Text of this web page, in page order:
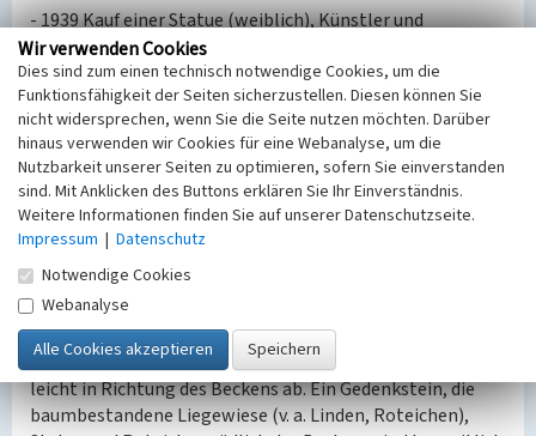
- 1939 Kauf einer Statue (weiblich), Künstler und
Gießfirma unbekannt. Heute im Bad aufgestellt.
- 1943 Bau der nördlichen Umkleidekabinen und
Einzelzellen bis an die sogenannte Unfallstation heran
unter Leitung von Baumeister Richard Gebhardt, der auch
französische Zwangsarbeiter einsetzt.
- 1944: 12. September Schließung des Bades.
- 1946: 15. Mai Wiedereröffnung.
- 1990: Schließung des Bades aus baulichen und
hygienischen Gründen.
- 1991/1992: Umbau und Verkleinerung des Bades.
Das historische Becken ist im Untergrund noch erhalten.
Es wurde lediglich mit Sand aufgefüllt und nur im
südlichen Bereich teils abgebrochen. Das Gefälle fällt
leicht in Richtung des Beckens ab. Ein Gedenkstein, die
baumbestandene Liegewiese (v. a. Linden, Roteichen),
Wir verwenden Cookies
Dies sind zum einen technisch notwendige Cookies, um die
Funktionsfähigkeit der Seiten sicherzustellen. Diesen können Sie
nicht widersprechen, wenn Sie die Seite nutzen möchten. Darüber
hinaus verwenden wir Cookies für eine Webanalyse, um die
Nutzbarkeit unserer Seiten zu optimieren, sofern Sie einverstanden
sind. Mit Anklicken des Buttons erklären Sie Ihr Einverständnis.
Weitere Informationen finden Sie auf unserer Datenschutzseite.
Impressum | Datenschutz
Notwendige Cookies
Webanalyse